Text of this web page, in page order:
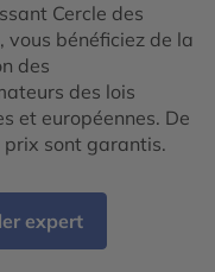
Cercle des
vous bénéficiez de la
des
des lois
et européennes. De
prix sont garantis.
expert